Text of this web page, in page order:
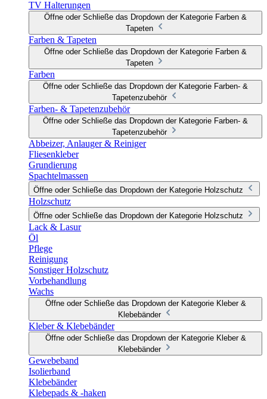
TV Halterungen
Öffne oder Schließe das Dropdown der Kategorie Farben &
Tapeten
Farben & Tapeten
Öffne oder Schließe das Dropdown der Kategorie Farben &
Tapeten
Farben
Öffne oder Schließe das Dropdown der Kategorie Farben- &
Tapetenzubehör
Farben- & Tapetenzubehör
Öffne oder Schließe das Dropdown der Kategorie Farben- &
Tapetenzubehör
Abbeizer, Anlauger & Reiniger
Fliesenkleber
Grundierung
Spachtelmassen
Öffne oder Schließe das Dropdown der Kategorie Holzschutz
Holzschutz
Öffne oder Schließe das Dropdown der Kategorie Holzschutz
Lack & Lasur
Öl
Pflege
Reinigung
Sonstiger Holzschutz
Vorbehandlung
Wachs
Öffne oder Schließe das Dropdown der Kategorie Kleber &
Klebebänder
Kleber & Klebebänder
Öffne oder Schließe das Dropdown der Kategorie Kleber &
Klebebänder
Gewebeband
Isolierband
Klebebänder
Klebepads & -haken